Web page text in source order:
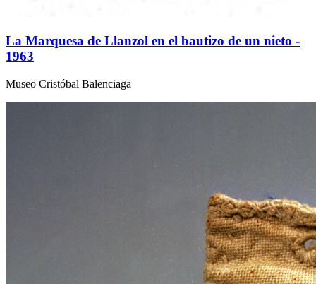
La Marquesa de Llanzol en el bautizo de un nieto -
1963
Museo Cristóbal Balenciaga